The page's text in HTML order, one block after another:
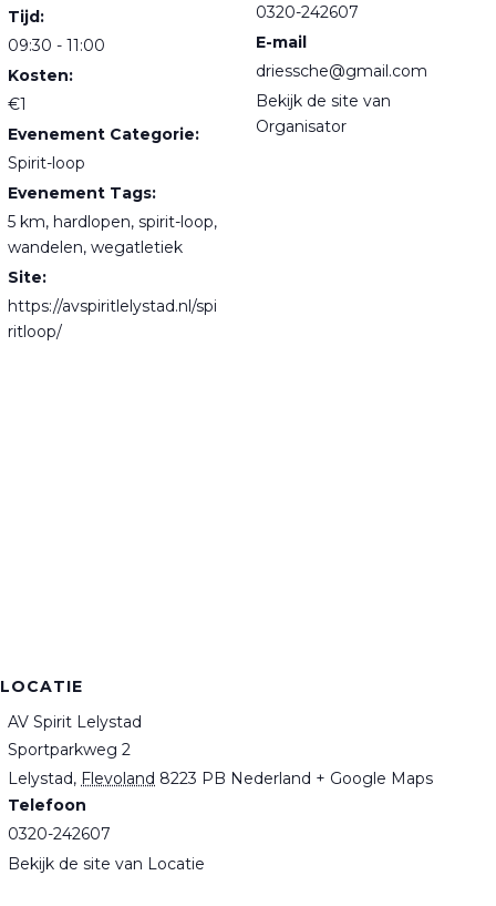
Tijd:
09:30 - 11:00
Kosten:
€1
Evenement Categorie:
Spirit-loop
Evenement Tags:
5 km, hardlopen, spirit-loop,
wandelen, wegatletiek
Site:
https://avspiritlelystad.nl/spi
ritloop/
0320-242607
E-mail
driessche@gmail.com
Bekijk de site van
Organisator
LOCATIE
AV Spirit Lelystad
Sportparkweg 2
Lelystad, Flevoland 8223 PB Nederland + Google Maps
Telefoon
0320-242607
Bekijk de site van Locatie